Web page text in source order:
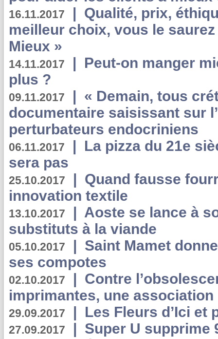
16.11.2017 | Qualité, prix,
meilleur choix, vous le
Mieux »
14.11.2017 | Peut-on manger
plus ?
09.11.2017 | « Demain, tous
documentaire saisissant sur
perturbateurs endocriniens
06.11.2017 | La pizza du 21e
sera pas
25.10.2017 | Quand fausse
innovation textile
13.10.2017 | Aoste se lance à
substituts à la viande
05.10.2017 | Saint Mamet
ses compotes
02.10.2017 | Contre
imprimantes, une
29.09.2017 | Les Fleurs d’Ici et
27.09.2017 | Super U supprime